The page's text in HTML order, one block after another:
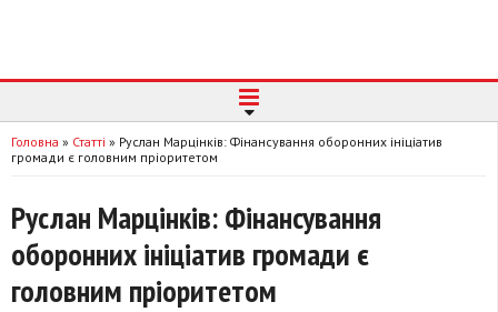
Головна » Статті » Руслан Марцінків: Фінансування оборонних ініціатив
громади є головним пріоритетом
Руслан Марцінків: Фінансування
оборонних ініціатив громади є
головним пріоритетом